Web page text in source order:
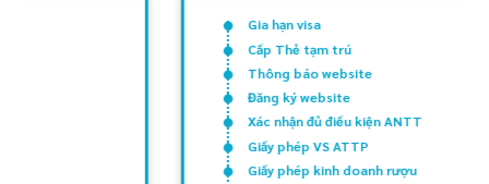
Xác nhận đủ điều kiện ANTT
Giấy phép kinh doanh rượu